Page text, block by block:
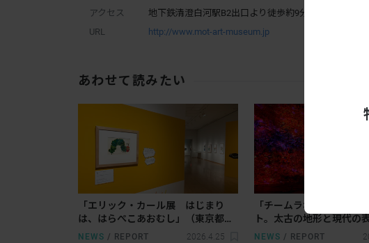
アクセス
地下鉄清澄白河駅B2出口より徒歩約9分
URL
http://www.mot-art-museum.jp
あわせて読みたい
「エリック・カール展 はじまり
は、はらぺこあおむし」（東京都現
代美術館）開幕レポート。絵本の枠
NEWS / REPORT 2026.4.25
「チームラボ 養老渓谷」
ト。太古の地形と現代の
する春の夜の新体験
NEWS / REPORT